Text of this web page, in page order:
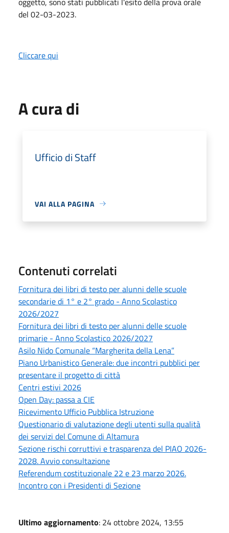
del 02-03-2023.
Cliccare qui
A cura di
Ufficio di Staff
VAI ALLA PAGINA
Contenuti correlati
Fornitura dei libri di testo per alunni delle scuole
secondarie di 1° e 2° grado - Anno Scolastico
2026/2027
Fornitura dei libri di testo per alunni delle scuole
primarie - Anno Scolastico 2026/2027
Asilo Nido Comunale “Margherita della Lena”
Piano Urbanistico Generale: due incontri pubblici per
presentare il progetto di città
Centri estivi 2026
Open Day: passa a CIE
Ricevimento Ufficio Pubblica Istruzione
Questionario di valutazione degli utenti sulla qualità
dei servizi del Comune di Altamura
Sezione rischi corruttivi e trasparenza del PIAO 2026-
2028. Avvio consultazione
Referendum costituzionale 22 e 23 marzo 2026.
Incontro con i Presidenti di Sezione
Ultimo aggiornamento: 24 ottobre 2024, 13:55